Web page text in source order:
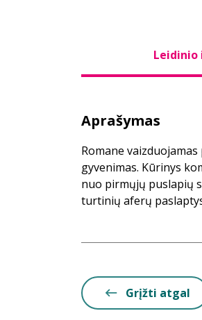
Aprašymas
Romane
gyvenimas. Kūrinys
nuo pirmųjų puslapių
turtinių aferų
Grįžti atgal